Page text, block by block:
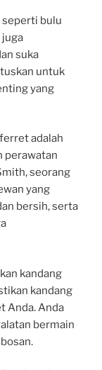
bulu
juga
suka
untuk
yang
adalah
perawatan
seorang
yang
bersih, serta
kandang
kandang
Anda. Anda
bermain